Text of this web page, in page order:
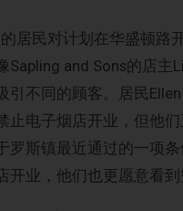
居民对计划在华盛顿路
Sapling and Sons的店
引不同的顾客。居民
止电子烟店开业，但他
罗斯镇最近通过的一项
开业，他们也更愿意看